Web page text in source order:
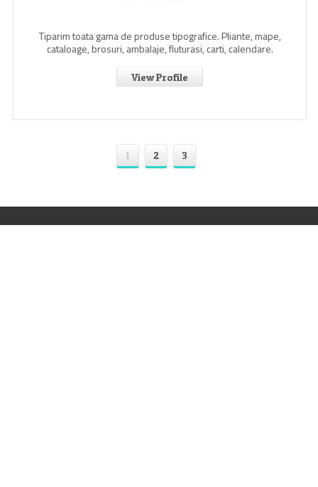
Tiparim toata gama de produse tipografice. Pliante, mape,
cataloage, brosuri, ambalaje, fluturasi, carti, calendare.
View Profile
1 2 3